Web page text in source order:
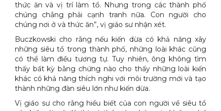
thức ăn và vị trí làm tổ. Nhưng trong các thành phố
chúng chẳng phải cạnh tranh nữa. Con người cho
chúng nơi ở và thức ăn”, vị giáo sư nhận xét.
Buczkowski cho rằng nếu kiến dừa có khả năng xây
những siêu tổ trong thành phố, những loài khác cũng
có thể làm điều tương tự. Tuy nhiên, ông không tìm
thấy bất kỳ bằng chứng nào cho thấy những loài kiến
khác có khả năng thích nghi với môi trường mới và tạo
thành những đàn siêu lớn như kiến dừa.
Vị giáo sư cho rằng hiểu biết của con người về siêu tổ